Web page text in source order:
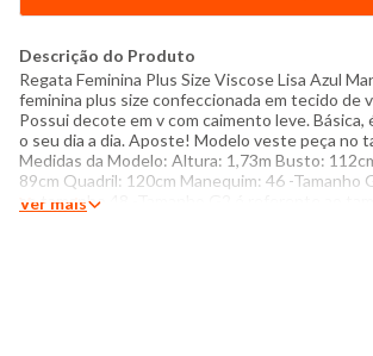
Descrição do Produto
Regata Feminina Plus Size Viscose Lisa Azul
feminina plus size confeccionada em tecido de
Possui decote em v com caimento leve. Básica,
o seu dia a dia. Aposte! Modelo veste peça no
Medidas da Modelo: Altura: 1,73m Busto:
89cm Quadril: 120cm Manequim: 46 -Tamanho
ao tamanho 48 -Tamanho G2 é referente ao
Ver mais